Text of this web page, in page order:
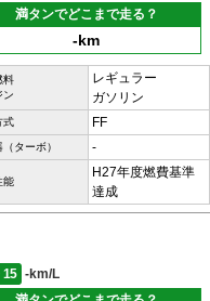
満タンでどこまで走る？
-km
料
ン
レギュラー
ガソリン
式 FF
ターボ） -
能
H27年度燃費基準
達成
15
-km/L